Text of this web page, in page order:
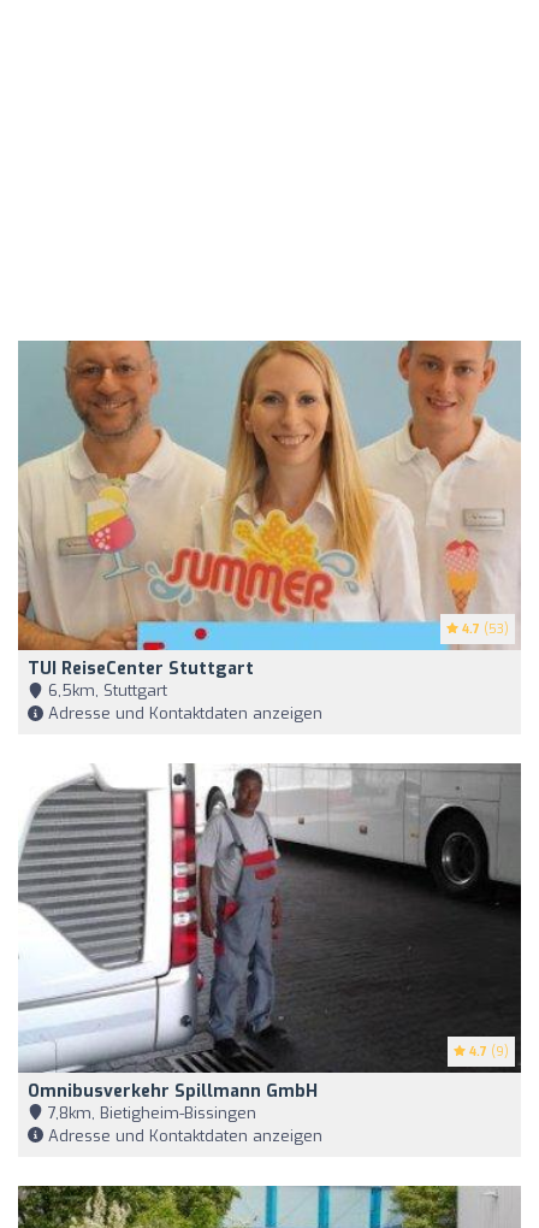
4.7 (53)
TUI ReiseCenter Stuttgart
6,5km, Stuttgart
Adresse und Kontaktdaten anzeigen
4.7 (9)
Omnibusverkehr Spillmann GmbH
7,8km, Bietigheim-Bissingen
Adresse und Kontaktdaten anzeigen